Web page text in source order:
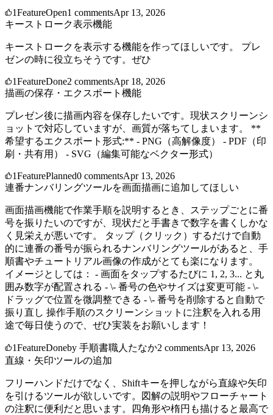
1FeatureOpen1 commentsApr 13, 2026
キーストローク表示機能
キーストロークを表示する機能を作ってほしいです。 プレ
ゼンの時に役立ちそうです。ぜひ
1FeatureDone2 commentsApr 18, 2026
描画の保存・エクスポート機能
プレゼン後に描画内容を保存したいです。現状スクリーンシ
ョットで対応していますが、画質が落ちてしまいます。 **
希望するエクスポート形式:** - PNG（高解像度） - PDF（印
刷・共有用） - SVG（編集可能なベクター形式）
1FeaturePlanned0 commentsApr 13, 2026
連番ナンバリングツールを画面描画に追加してほしい
画面描画機能で作業手順を説明するとき、ステップごとに番
号を振りたいのですが、現状だと手書きで数字を書くしかな
く見栄えが悪いです。 タップ（クリック）するだけで自動
的に連番の番号が振られるナンバリングツールがあると、手
順書やチュートリアル画像の作成がとても楽になります。
イメージとしては： - 画面をタップするたびに 1, 2, 3... と丸
囲み数字が配置される - \- 番号の色やサイズは変更可能 - \-
ドラッグで位置を微調整できる - \- 番号を削除すると自動で
振り直し 操作手順のスクリーンショットに注釈を入れる用
途で毎日使うので、ぜひ実装をお願いします！
1FeatureDoneby 手順書職人たなか2 commentsApr 13, 2026
直線・矢印ツールの追加
フリーハンドだけでなく、Shiftキーを押しながら直線や矢印
を引けるツールが欲しいです。図解の説明やフローチャート
の注釈に便利だと思います。四角形や楕円も描けると最高で